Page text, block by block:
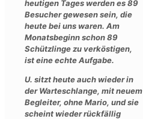
heutigen Tages werden es 89
Besucher gewesen sein, die
heute bei uns waren. Am
Monatsbeginn schon 89
Schützlinge zu verköstigen,
ist eine echte Aufgabe.
U. sitzt heute auch wieder in
der Warteschlange, mit neuem
Begleiter, ohne Mario, und sie
scheint wieder rückfällig